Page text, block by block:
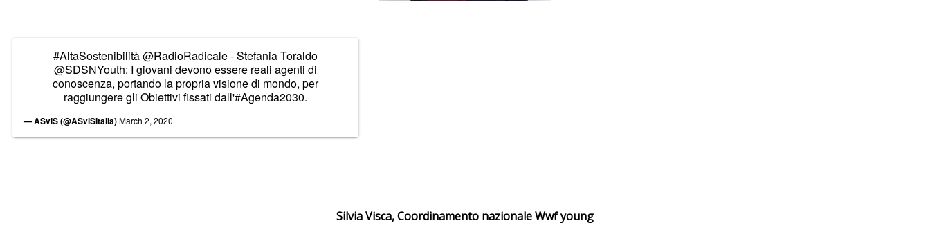
#AltaSostenibilità@RadioRadicale- Stefania Toraldo
@SDSNYouth: I giovani devono essere reali agenti di
conoscenza, portando la propria visione di mondo, per
raggiungere gli Obiettivi fissati dall'#Agenda2030.
— ASviS (@ASviSItalia)March 2, 2020
Silvia Visca, Coordinamento nazionale Wwf young